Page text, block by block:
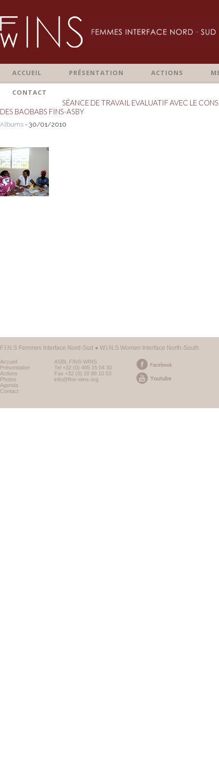
ACCUEIL PRÉSENTATION ACTIONS
CONTACT
SÉANCE DE TRAVAIL EVALUATIF AVEC LE
DES BAOBABS FINS-ASBY
Albums - 30/01/2010
F.I.N.S Femmes Interface Nord-Sud ● W.I.N.S Women Interface North-South
Accueil
Présentation
Actions
Photos
Agenda
Contact
ASBL FINS-WINS
Tel +32 (0) 485 15 04 30
Fax +32 (0) 10 88 10 53
info@fins-wins.org